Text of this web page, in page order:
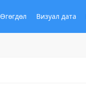
Өгөгдөл Визуал дата